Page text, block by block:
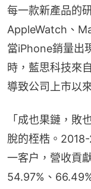
每一款新產品的
AppleWatch、
當iPhone銷量出
時，藍思科技來
導致公司上市以
「成也果鏈，敗
脫的桎梏。
一客户，營收貢
54.97%、